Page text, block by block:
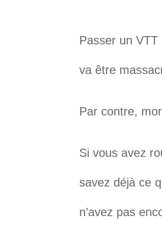
Passer un VTT
va être
Par contre,
Si vous avez
savez déjà ce
n’avez pas